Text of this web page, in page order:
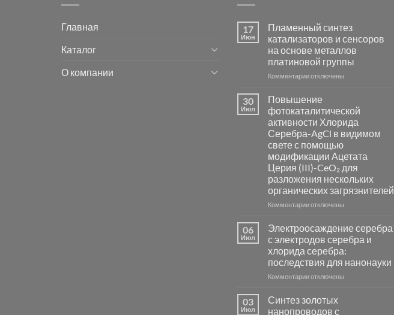
Главная
Каталог
О компании
17
Июн
Пламенный синтез
катализаторов и сенсоров
на основе металлов
платиновой группы
Комментариик
синтез
катализаторов
и
сенсоров
на
основе
металлов
платиновой
группы
отключены
30
Июл
Повышение
фотокаталитической
активности Хлорида
Серебра-AgCl в видимом
свете с помощью
модификации Ацетата
Церия (III)-CeO₂ для
разложения нескольких
органических загрязнителей
Комментариик
фотокаталитической
активности
Хлорида
Серебра-
AgCl
свете
отключены
06
Июл
Электроосаждение серебра
с электродов серебра и
хлорида серебра:
последствия для нанонауки
Комментариик
серебра
отключены
03
Июл
Синтез золотых
нанопроводов с